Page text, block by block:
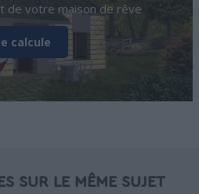
de votre maison de rêve
calcule
SUR LE MÊME SUJET